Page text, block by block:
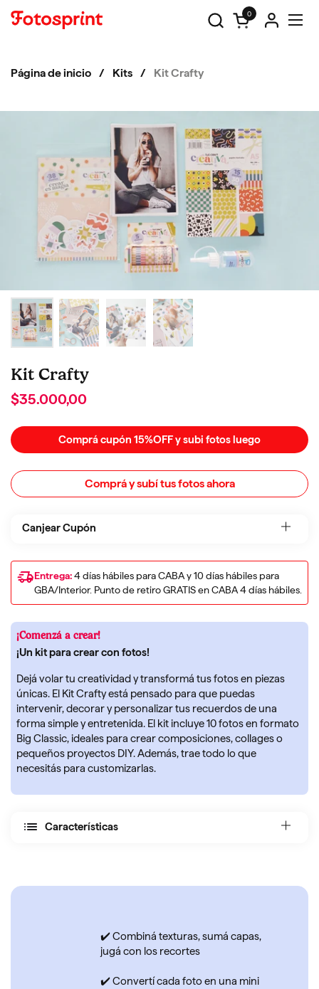
Abrir carrito
0
Página de inicio / Kits / Kit Crafty
Kit Crafty
$35.000,00
Comprá cupón 15%OFF y subi fotos luego
Comprá y subí tus fotos ahora
Canjear Cupón
Entrega:4 días hábiles para CABA y 10 días hábiles para
GBA/Interior. Punto de retiro GRATIS en CABA 4 días hábiles.
¡Comenzá a crear!
¡Un kit para crear con fotos!
Dejá volar tu creatividad y transformá tus fotos en piezas
únicas. El Kit Crafty está pensado para que puedas
intervenir, decorar y personalizar tus recuerdos de una
forma simple y entretenida. El kit incluye 10 fotos en formato
Big Classic, ideales para crear composiciones, collages o
pequeños proyectos DIY. Además, trae todo lo que
necesitás para customizarlas.
Características
✔️ Combiná texturas, sumá capas,
jugá con los recortes
✔️ Convertí cada foto en una mini